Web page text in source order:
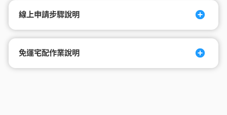
線上申請步驟說明
免運宅配作業說明